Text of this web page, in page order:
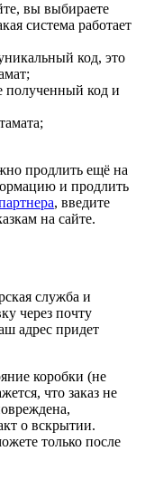
вы выбираете
система работает
код, это
полученный код и
продлить ещё на
и продлить
, введите
на сайте.
служба и
через почту
адрес придет
коробки (не
что заказ не
о вскрытии.
только после